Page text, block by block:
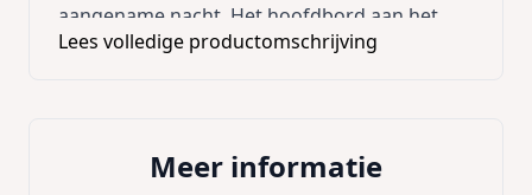
aangename nacht. Het hoofdbord aan het
hoofduiteinde voorkomt dat het kussen van
makkelijker. Bovendien staat het luchtbed
Lees volledige productomschrijving
Meer informatie